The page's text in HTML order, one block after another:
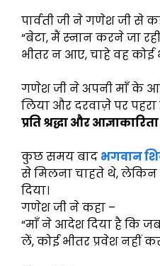
पार्वती जी ने गणेश जी से
“बेटा, मैं स्नान करने जा
भीतर न आए, चाहे वह कोई
गणेश जी ने अपनी माँ के
लिया और दरवाज़े पर
प्रति श्रद्धा और
कुछ समय बाद भगवान
से मिलना चाहते थे,
दिया।
गणेश जी ने कहा –
“माँ ने आदेश दिया है कि
लें, कोई भीतर प्रवेश नहीं